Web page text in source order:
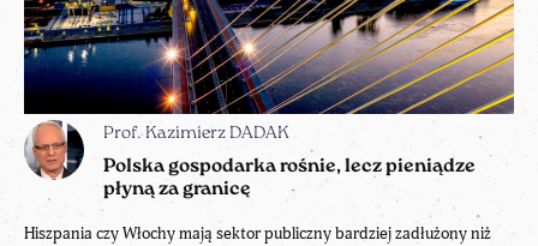
Prof. Kazimierz DADAK
Polska gospodarka rośnie, lecz pieniądze
płyną za granicę
Hiszpania czy Włochy mają sektor publiczny bardziej zadłużony niż